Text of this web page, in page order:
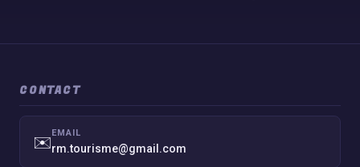
CONTACT
✉️EMAIL
rm.tourisme@gmail.com